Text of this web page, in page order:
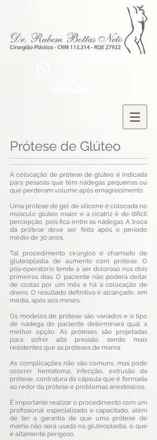
Prótese de Glúteo
A colocação de prótese de glúteo é indicada
para pessoas que têm nádegas pequenas ou
que perderam volume após emagrecimento.
Uma prótese de gel de silicone é colocada no
músculo glúteo maior e a cicatriz é de difícil
percepção, pois fica entre as nádegas. A troca
da prótese deve ser feita após o período
médio de 30 anos.
Tal procedimento cirúrgico é chamado de
gluteoplastia de aumento com prótese. O
pós-operatório tende a ser doloroso nos dois
primeiros dias. O paciente não poderá deitar
de costas por um mês e há a colocação de
dreno. O resultado definitivo é alcançado, em
média, após seis meses.
Os modelos de prótese são variados e o tipo
de nádega do paciente determinará qual a
melhor opção. As próteses são projetadas
para sofrer alta pressão, sendo mais
resistentes que as próteses de mama.
As complicações não são comuns, mas pode
ocorrer hematoma, infecção, extrusão da
prótese, contratura da cápsula que é formada
ao redor da prótese e problemas anestésicos.
É importante realizar o procedimento com um
profissional especializado e capacitado, além
de ter a garantia de que uma prótese de
mama não será usada na gluteoplastia, o que
é altamente perigoso.